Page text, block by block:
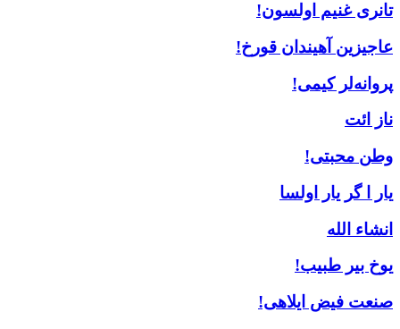
تانری غنیم اولسون!
عاجیزین آهیندان قورخ!
پروانه‌لر کیمی!
ناز ائت
وطن محبتی!
یار ا گر یار اولسا
انشاء الله
یوخ بیر طبیب!
صنعت فیض ایلاهی!